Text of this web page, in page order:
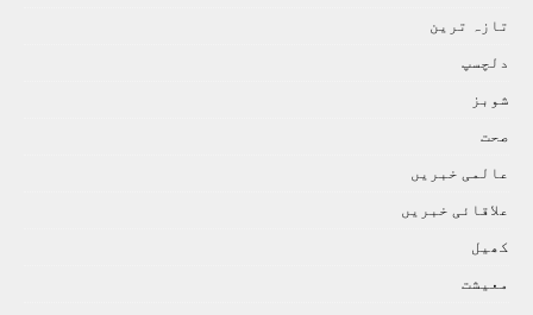
تازہ ترين
دلچسپ
شوبز
صحت
عالمی خبريں
علاقائی خبريں
کھيل
معيشت